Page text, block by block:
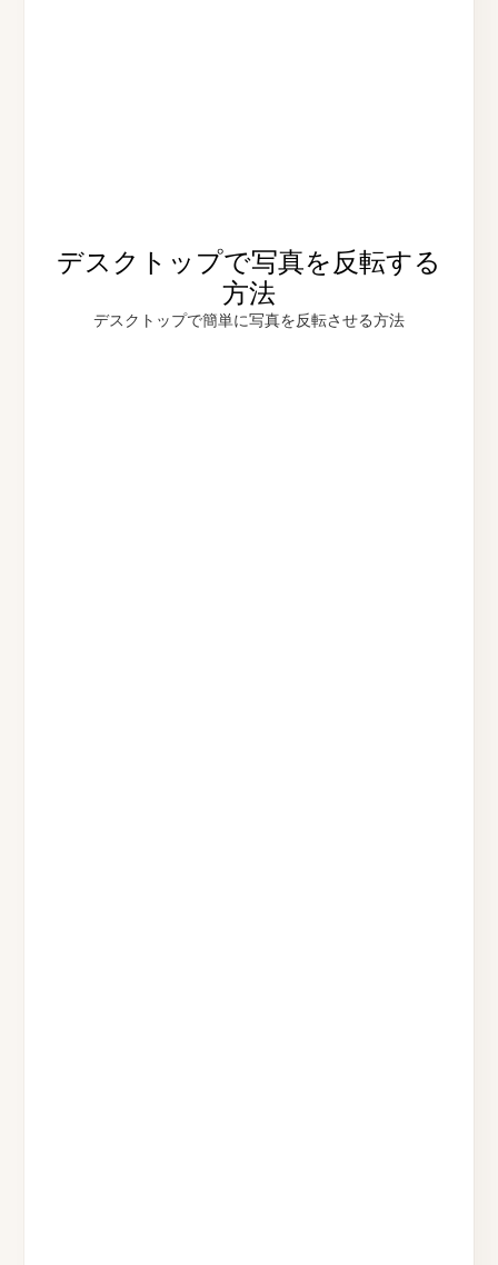
デスクトップで写真を反転する
方法
デスクトップで簡単に写真を反転させる方法